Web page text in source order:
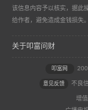
该信息内容予以核实，据此
给作者，避免造成金钱损失。
关于叩富问财
叩富网
意见反馈 不良
增